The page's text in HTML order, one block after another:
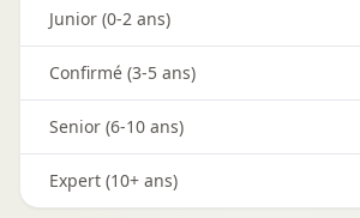
Junior (0-2 ans)
Confirmé (3-5 ans)
Senior (6-10 ans)
Expert (10+ ans)